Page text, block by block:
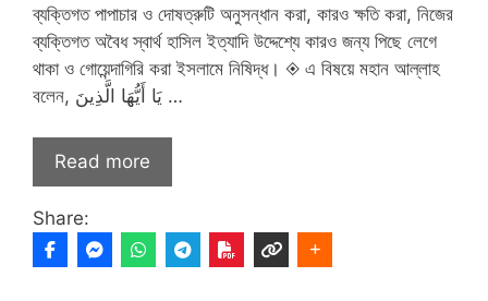
ব্যক্তিগত পাপাচার ও দোষত্রুটি অনুসন্ধান করা, কারও ক্ষতি করা, নিজের
ব্যক্তিগত অবৈধ স্বার্থ হাসিল ইত্যাদি উদ্দেশ্যে কারও জন্য পিছে লেগে
থাকা ও গোয়েন্দাগিরি করা ইসলামে নিষিদ্ধ। ◈ এ বিষয়ে মহান আল্লাহ
বলেন, يَا أَيُّهَا الَّذِينَ …
Read more
Share: